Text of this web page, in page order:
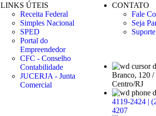
LINKS ÚTEIS
Receita Federal
Simples Nacional
SPED
Portal do
Empreendedor
CFC - Conselho
Contabilidade
JUCERJA - Junta
Comercial
CONTATO
Fale
Seja
Branco, 120 /
Centro/RJ
4119-2424 |
4207